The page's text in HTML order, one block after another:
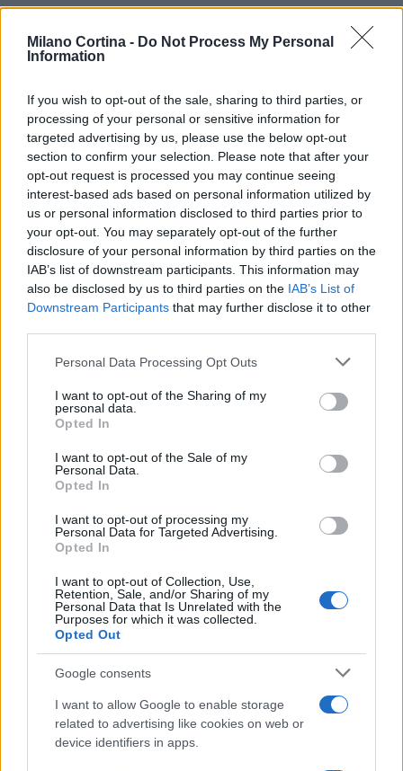
Milano Cortina - Do Not Process My Personal
Information
If you wish to opt-out of the sale, sharing to third parties, or
processing of your personal or sensitive information for
targeted advertising by us, please use the below opt-out
section to confirm your selection. Please note that after your
opt-out request is processed you may continue seeing
interest-based ads based on personal information utilized by
us or personal information disclosed to third parties prior to
your opt-out. You may separately opt-out of the further
disclosure of your personal information by third parties on the
IAB’s list of downstream participants. This information may
also be disclosed by us to third parties on the IAB’s List of
Downstream Participants that may further disclose it to other
Please note that this website/app uses one or more Google
not limited to your visit or usage behaviour. You may click to
grant or deny consent to Google and its third-party tags to
use your data for below specified purposes in below Google
consent section.
Personal Data Processing Opt Outs
I want to opt-out of the Sharing of my
personal data.
Opted In
I want to opt-out of the Sale of my
Personal Data.
Opted In
I want to opt-out of processing my
Personal Data for Targeted Advertising.
Opted In
I want to opt-out of Collection, Use,
Retention, Sale, and/or Sharing of my
Personal Data that Is Unrelated with the
Purposes for which it was collected.
Opted Out
Google consents
I want to allow Google to enable storage
related to advertising like cookies on web or
device identifiers in apps.
AiAdhubMedia
Continua a leggere